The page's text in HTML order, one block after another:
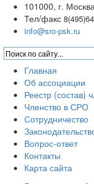
101000, г.
Тел/факс
info@sro-psk.ru
Главная
Об ассоциации
Реестр (состав)
Членство в СРО
Сотрудничество
Вопрос-ответ
Контакты
Карта сайта